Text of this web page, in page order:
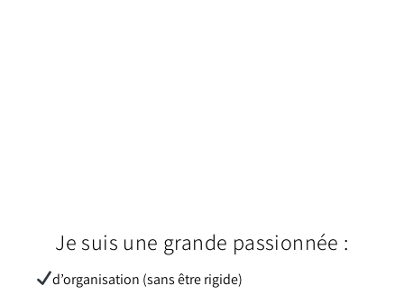
Je suis une grande passionnée :
d’organisation (sans être rigide)